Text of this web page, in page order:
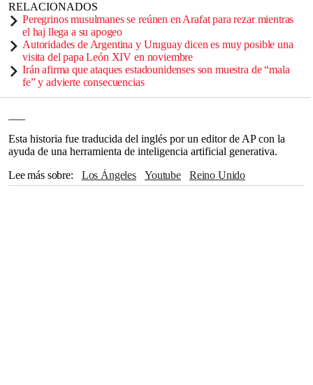
RELACIONADOS
Peregrinos musulmanes se reúnen en Arafat para rezar mientras
el haj llega a su apogeo
Autoridades de Argentina y Uruguay dicen es muy posible una
visita del papa León XIV en noviembre
Irán afirma que ataques estadounidenses son muestra de “mala
fe” y advierte consecuencias
Esta historia fue traducida del inglés por un editor de AP con la
ayuda de una herramienta de inteligencia artificial generativa.
Lee más sobre
Los Ángeles Youtube
Reino Unido